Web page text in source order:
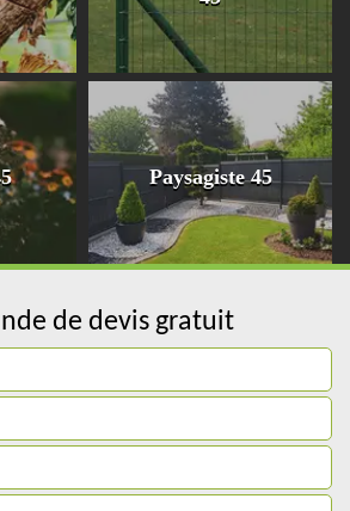
Paysagiste 45
de devis gratuit